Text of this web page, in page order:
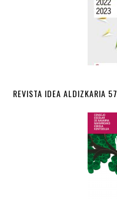
REVISTA IDEA ALDIZKARIA 57